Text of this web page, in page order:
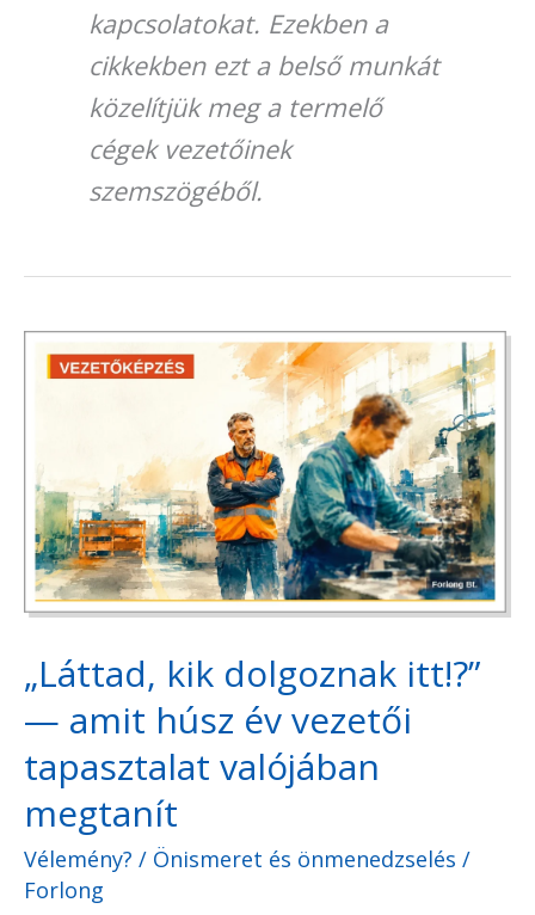
kapcsolatokat. Ezekben a
cikkekben ezt a belső munkát
közelítjük meg a termelő
cégek vezetőinek
szemszögéből.
„Láttad, kik dolgoznak itt!?”
— amit húsz év vezetői
tapasztalat valójában
megtanít
Vélemény? / Önismeret és önmenedzselés /
Forlong
„Láttad,
kik
—
amit
húsz
év
vezetői
tapasztalat
valójában
megtanít